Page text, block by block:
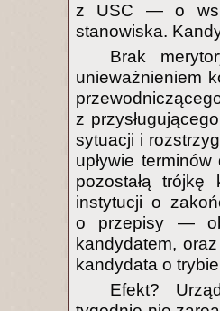
z USC — o
stanowiska.
Brak
unieważnieniem
z
sytuacji i
upływie
pozostałą trójkę
instytucji o
o przepisy —
kandydatem,
kandydata o
Efekt?